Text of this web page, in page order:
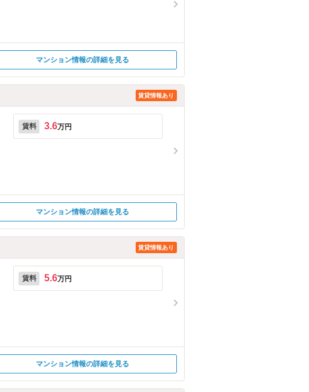
マンション情報の詳細を見る
賃貸情報あり
賃料 3.6万円
マンション情報の詳細を見る
賃貸情報あり
賃料 5.6万円
マンション情報の詳細を見る